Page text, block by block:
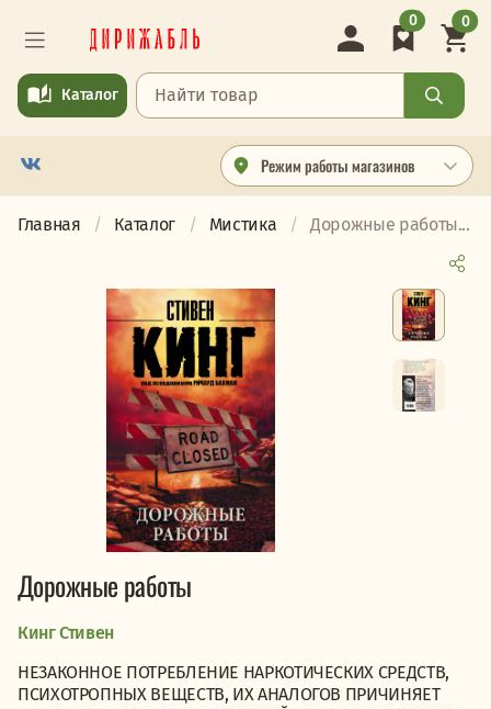
Режим работы магазинов
Каталог
0 0
Главная Каталог Мистика Дорожные работы...
Дорожные работы
Кинг Стивен
НЕЗАКОННОЕ ПОТРЕБЛЕНИЕ НАРКОТИЧЕСКИХ СРЕДСТВ,
ПСИХОТРОПНЫХ ВЕЩЕСТВ, ИХ АНАЛОГОВ ПРИЧИНЯЕТ